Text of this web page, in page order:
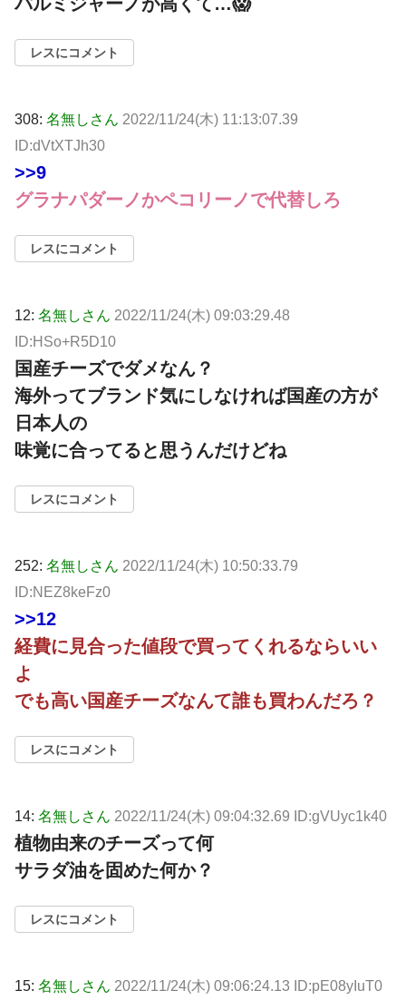
レスにコメント
308: 名無しさん 2022/11/24(木) 11:13:07.39
ID:dVtXTJh30
>>9
グラナパダーノかペコリーノで代替しろ
レスにコメント
12: 名無しさん 2022/11/24(木) 09:03:29.48
ID:HSo+R5D10
国産チーズでダメなん？
海外ってブランド気にしなければ国産の方が
日本人の
味覚に合ってると思うんだけどね
レスにコメント
252: 名無しさん 2022/11/24(木) 10:50:33.79
ID:NEZ8keFz0
>>12
経費に見合った値段で買ってくれるならいい
よ
でも高い国産チーズなんて誰も買わんだろ？
レスにコメント
14: 名無しさん 2022/11/24(木) 09:04:32.69 ID:gVUyc1k40
植物由来のチーズって何
サラダ油を固めた何か？
レスにコメント
15: 名無しさん 2022/11/24(木) 09:06:24.13 ID:pE08yIuT0